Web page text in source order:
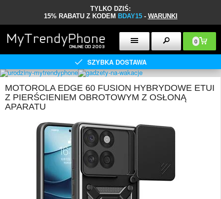
TYLKO DZIŚ:
15% RABATU Z KODEM BDAY15- WARUNKI
0
SZYBKA DOSTAWA
MOTOROLA EDGE 60 FUSION HYBRYDOWE ETUI
Z PIERŚCIENIEM OBROTOWYM Z OSŁONĄ
APARATU